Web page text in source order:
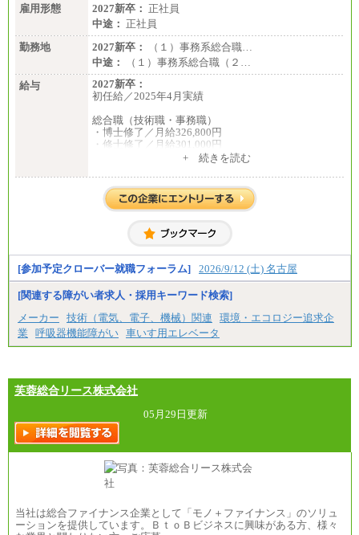
雇用形態
2027新卒： 正社員
中途： 正社員
勤務地
2027新卒：
（１）事務系総合職…
中途：
（１）事務系総合職（２…
給与
2027新卒：
初任給／2025年4月実績
総合職（技術職・事務職）
・博士修了／月給326,800円
・修士修了／月給301,000円
・大学卒／月給282,000円
・高専卒（本科）／月給256,000円
一般事務職
・高専卒（専攻科）／月給206,400円
・高専卒（本科）月給197,800円
・短大卒／月給197,800円
・専門卒（2年）／月給197,800円
※試用期間中も給与に変更はございません。
中途：
（１）（２）
月給：270,000円～
想定年収：490万円～1,100万円
・1,090万円/38歳・月給59万円 *残業代・家族手当
対象外
（３）
月給：190,000円～
想定年収：340万円～610万円
年収例：
・460万円/28歳・月給26万円
・520万円/32歳・月給29万円
（４）
月給：201,000円～
想定年収：360万円～680万円
+ 続きを読む
[参加予定クローバー就職フォーラム] 2026/9/12 (土) 名古屋
[関連する障がい者求人・採用キーワード検索]
メーカー
技術（電気、電子、機械）関連
環境・エコロジー追求企
業
呼吸器機能障がい 車いす用エレベータ
芙蓉総合リース株式会社
05月29日更新
当社は総合ファイナンス企業として「モノ＋ファイナンス」のソリュ
ーションを提供しています。ＢｔｏＢビジネスに興味がある方、様々